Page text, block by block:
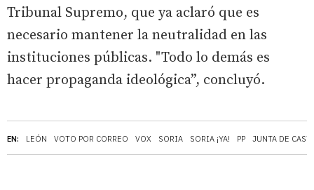
EN: LEÓN VOTO POR CORREO VOX SORIA SORIA ¡YA! PP JUNTA DE
Tribunal Supremo, que ya aclaró que es
necesario mantener la neutralidad en las
instituciones públicas. "Todo lo demás es
hacer propaganda ideológica”, concluyó.